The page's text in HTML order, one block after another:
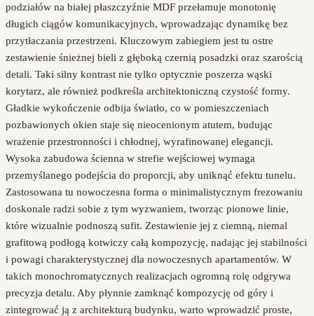
podziałów na białej płaszczyźnie MDF przełamuje monotonię
długich ciągów komunikacyjnych, wprowadzając dynamikę bez
przytłaczania przestrzeni. Kluczowym zabiegiem jest tu ostre
zestawienie śnieżnej bieli z głęboką czernią posadzki oraz szarością
detali. Taki silny kontrast nie tylko optycznie poszerza wąski
korytarz, ale również podkreśla architektoniczną czystość formy.
Gładkie wykończenie odbija światło, co w pomieszczeniach
pozbawionych okien staje się nieocenionym atutem, budując
wrażenie przestronności i chłodnej, wyrafinowanej elegancji.
Wysoka zabudowa ścienna w strefie wejściowej wymaga
przemyślanego podejścia do proporcji, aby uniknąć efektu tunelu.
Zastosowana tu nowoczesna forma o minimalistycznym frezowaniu
doskonale radzi sobie z tym wyzwaniem, tworząc pionowe linie,
które wizualnie podnoszą sufit. Zestawienie jej z ciemną, niemal
grafitową podłogą kotwiczy całą kompozycję, nadając jej stabilności
i powagi charakterystycznej dla nowoczesnych apartamentów. W
takich monochromatycznych realizacjach ogromną rolę odgrywa
precyzja detalu. Aby płynnie zamknąć kompozycję od góry i
zintegrować ją z architekturą budynku, warto wprowadzić proste,